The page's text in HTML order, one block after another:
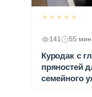
★★★★★
141 55 мин
Куродак с
пряностей
семейного